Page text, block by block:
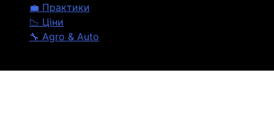
💼 Практики
📉 Ціни
🔧 Agro & Auto